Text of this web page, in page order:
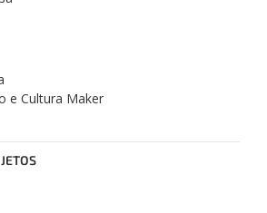
e Cultura Maker